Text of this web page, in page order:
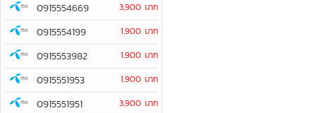
0915554669 3,900 บาท
0915554199 1,900 บาท
0915553982 1,900 บาท
0915551953 1,900 บาท
0915551951 3,900 บาท